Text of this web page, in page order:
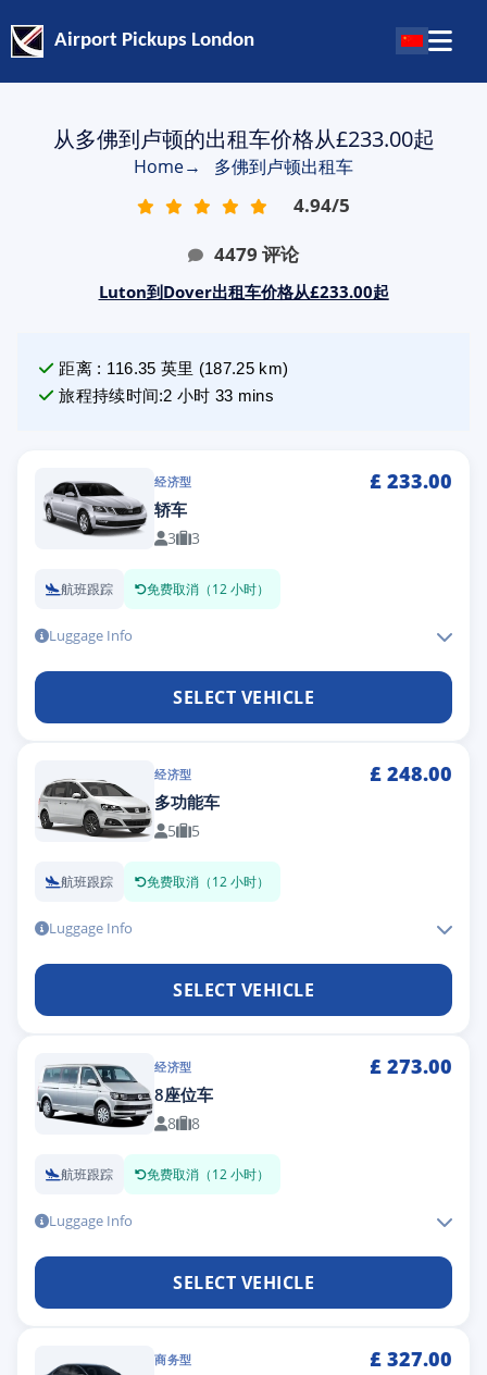
Airport Pickups London
从多佛到卢顿的出租车价格从£233.00起
Home→ 多佛到卢顿出租车
4.94/5
4479 评论
Luton到Dover出租车价格从£233.00起
距离: 116.35 英里 (187.25km)
旅程持续时间:2 小时 33 mins
经济型 £ 233.00
轿车
3 3
航班跟踪 免费取消（12 小时）
Luggage Info
SELECT VEHICLE
经济型 £ 248.00
多功能车
5 5
航班跟踪 免费取消（12 小时）
Luggage Info
SELECT VEHICLE
经济型 £ 273.00
8座位车
8 8
航班跟踪 免费取消（12 小时）
Luggage Info
SELECT VEHICLE
商务型 £ 327.00